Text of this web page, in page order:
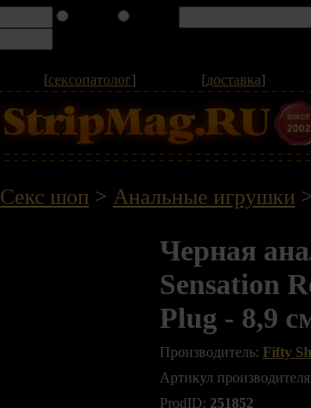
[сексопатолог] [доставка]
Секс шоп > Анальные игрушки >
Черная
Sensation
Plug - 8,9
Производитель: Fifty
Артикул
ProdID: 251852